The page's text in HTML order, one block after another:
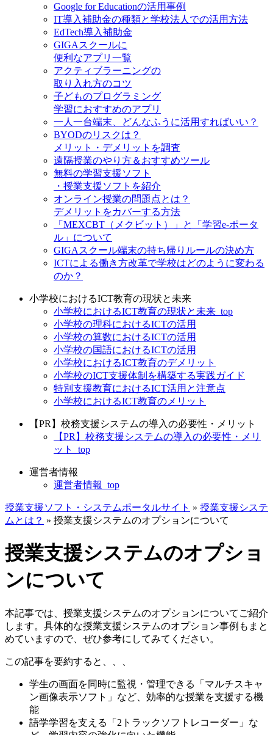
Google for Educationの活用事例
IT導入補助金の種類と学校法人での活用方法
EdTech導入補助金
GIGAスクールに
便利なアプリ一覧
アクティブラーニングの
取り入れ方のコツ
子どものプログラミング
学習におすすめのアプリ
一人一台端末、どんなふうに活用すればいい？
BYODのリスクは？
メリット・デメリットを調査
遠隔授業のやり方＆おすすめツール
無料の学習支援ソフト
・授業支援ソフトを紹介
オンライン授業の問題点とは？
デメリットをカバーする方法
「MEXCBT（メクビット）」と「学習e-ポータ
ル」について
GIGAスクール端末の持ち帰りルールの決め方
ICTによる働き方改革で学校はどのように変わる
のか？
小学校におけるICT教育の現状と未来
小学校におけるICT教育の現状と未来_top
小学校の理科におけるICTの活用
小学校の算数におけるICTの活用
小学校の国語におけるICTの活用
小学校におけるICT教育のデメリット
小学校のICT支援体制を構築する実践ガイド
特別支援教育におけるICT活用と注意点
小学校におけるICT教育のメリット
【PR】校務支援システムの導入の必要性・メリット
【PR】校務支援システムの導入の必要性・メリ
ット_top
運営者情報
運営者情報_top
授業支援ソフト・システムポータルサイト » 授業支援システ
ムとは？ » 授業支援システムのオプションについて
授業支援システムのオプショ
ンについて
本記事では、授業支援システムのオプションについてご紹介
します。具体的な授業支援システムのオプション事例もまと
めていますので、ぜひ参考にしてみてください。
この記事を要約すると、、、
学生の画面を同時に監視・管理できる「マルチスキャ
ン画像表示ソフト」など、効率的な授業を支援する機
能
語学学習を支える「2トラックソフトレコーダー」な